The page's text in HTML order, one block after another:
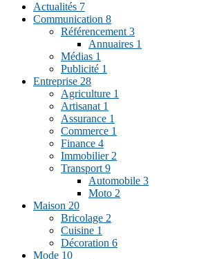
Actualités 7
Communication 8
Référencement 3
Annuaires 1
Médias 1
Publicité 1
Entreprise 28
Agriculture 1
Artisanat 1
Assurance 1
Commerce 1
Finance 4
Immobilier 2
Transport 9
Automobile 3
Moto 2
Maison 20
Bricolage 2
Cuisine 1
Décoration 6
Mode 10